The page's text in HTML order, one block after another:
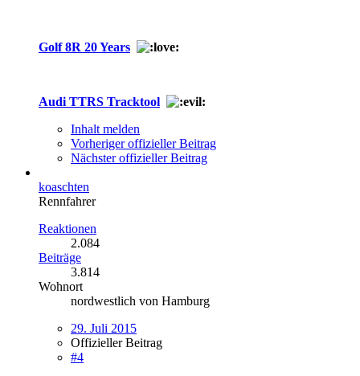
Golf 8R 20 Years
Audi TTRS Tracktool
Inhalt melden
Vorheriger offizieller Beitrag
Nächster offizieller Beitrag
koaschten
Rennfahrer
Reaktionen
2.084
Beiträge
3.814
Wohnort
nordwestlich von Hamburg
29. Juli 2015
Offizieller Beitrag
#4